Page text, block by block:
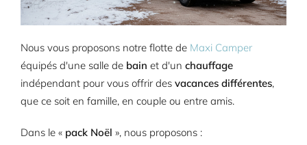
Nous vous proposons notre flotte de Maxi Camper
équipés d'une salle de bain et d'un chauffage
indépendant pour vous offrir des vacances différentes,
que ce soit en famille, en couple ou entre amis.
Dans le « pack Noël », nous proposons :